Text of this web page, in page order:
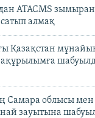
ATACMS
алмақ
Қазақстан
Самара облысы
зауытына